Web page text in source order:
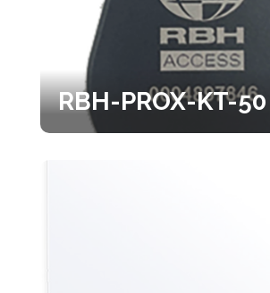
RBH-PROX-KT-50